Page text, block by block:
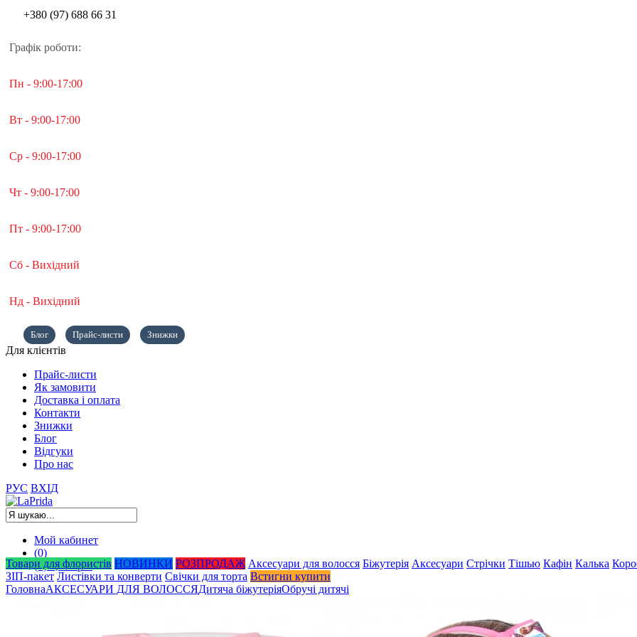
+380 (97) 688 66 31
Графік роботи:
Пн - 9:00-17:00
Вт - 9:00-17:00
Ср - 9:00-17:00
Чт - 9:00-17:00
Пт - 9:00-17:00
Сб - Вихідний
Нд - Вихідний
Блог Прайс-листи Знижки
Для клієнтів
Прайс-листи
Як замовити
Доставка і оплата
Контакти
Знижки
Блог
Відгуки
Про нас
РУС ВХІД
Мой кабинет
(0)
(0) 0,00грн.
Товари для флористів НОВИНКИ РОЗПРОДАЖ Аксесуари для волосся Біжутерія Аксесуари Стрiчки Тішью Кафін Калька
ЗІП-пакет Листівки та конверти Свічки для торта Встигни купити
ГоловнаАКСЕСУАРИ ДЛЯ ВОЛОССЯДитяча біжутеріяОбручі дитячі